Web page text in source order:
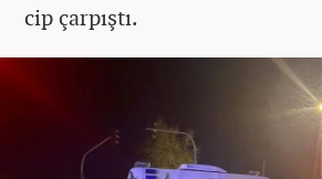
cip çarpıştı.